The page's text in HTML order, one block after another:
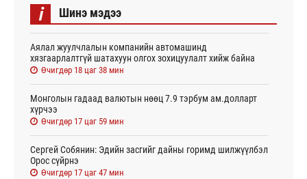
i Шинэ мэдээ
Аялал жуулчлалын компанийн автомашинд
хязгаарлалтгүй шатахуун олгох зохицуулалт хийж байна
Өчигдөр 18 цаг 38 мин
Монголын гадаад валютын нөөц 7.9 тэрбум ам.долларт
хүрчээ
Өчигдөр 17 цаг 59 мин
Сергей Собянин: Эдийн засгийг дайны горимд шилжүүлбэл
Орос сүйрнэ
Өчигдөр 17 цаг 47 мин